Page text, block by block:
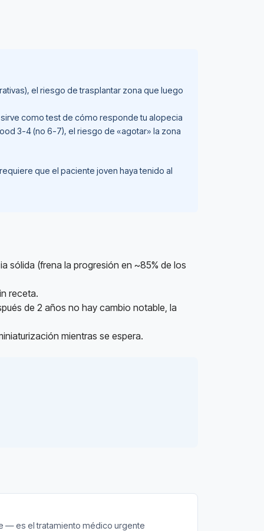
el riesgo de trasplantar zona que luego
como test de cómo responde tu alopecia
3-4 (no 6-7), el riesgo de «agotar» la zona
que el paciente joven haya tenido al
sólida (frena la progresión en ~85% de los
receta.
de 2 años no hay cambio notable, la
mientras se espera.
— es el tratamiento médico urgente